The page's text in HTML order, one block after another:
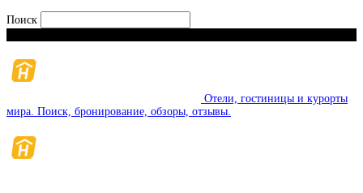
Поиск
Отели, гостиницы и курорты
мира. Поиск, бронирование, обзоры, отзывы.